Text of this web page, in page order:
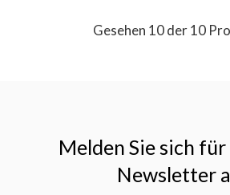
Gesehen 10 der 10
Melden Sie sich
Newsletter